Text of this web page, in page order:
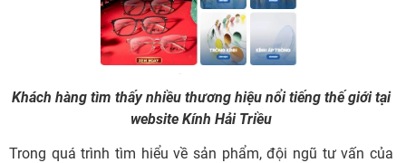
Khách hàng tìm thấy nhiều thương hiệu nổi tiếng thế giới tại
website Kính Hải Triều
Trong quá trình tìm hiểu về sản phẩm, đội ngũ tư vấn của